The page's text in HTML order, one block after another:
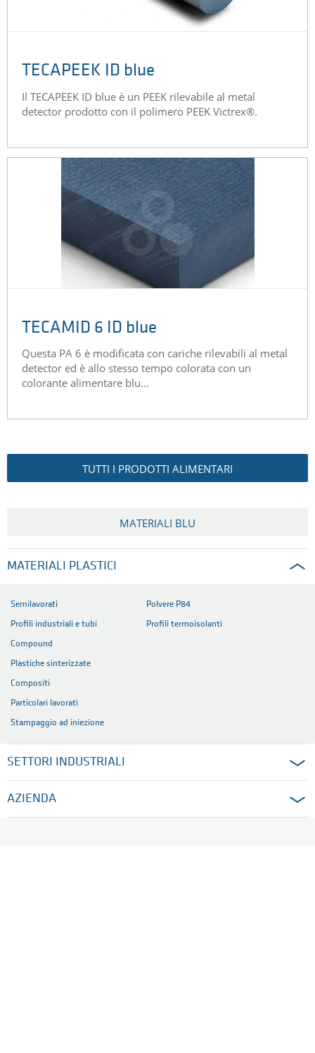
TECAPEEK ID blue
Il TECAPEEK ID blue è un PEEK rilevabile al metal
detector prodotto con il polimero PEEK Victrex®.
TECAMID 6 ID blue
Questa PA 6 è modificata con cariche rilevabili al metal
detector ed è allo stesso tempo colorata con un
colorante alimentare blu...
TUTTI I PRODOTTI ALIMENTARI
MATERIALI BLU
MATERIALI PLASTICI
Semilavorati
Profili industriali e tubi
Compound
Plastiche sinterizzate
Compositi
Particolari lavorati
Stampaggio ad iniezione
Polvere P84
Profili termoisolanti
SETTORI INDUSTRIALI
AZIENDA